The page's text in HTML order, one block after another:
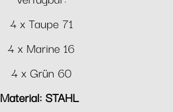
4 x Taupe 71
4 x Marine 16
4 x Grün 60
Material: STAHL